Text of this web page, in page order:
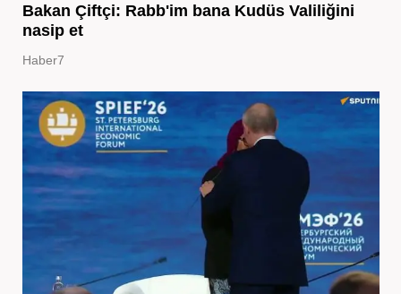
Bakan Çiftçi: Rabb'im bana Kudüs Valiliğini
nasip et
Haber7